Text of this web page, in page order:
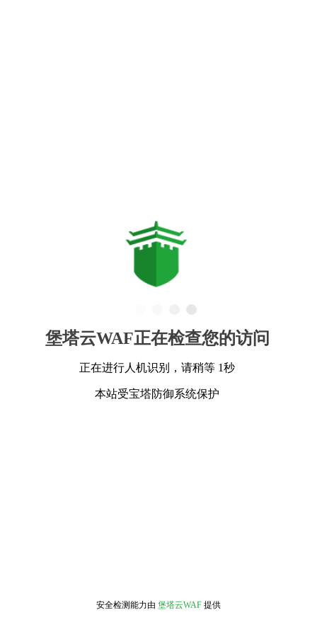
堡塔云WAF正在检查您的访问
正在进行人机识别，请稍等 1秒
本站受宝塔防御系统保护
安全检测能力由 堡塔云WAF 提供